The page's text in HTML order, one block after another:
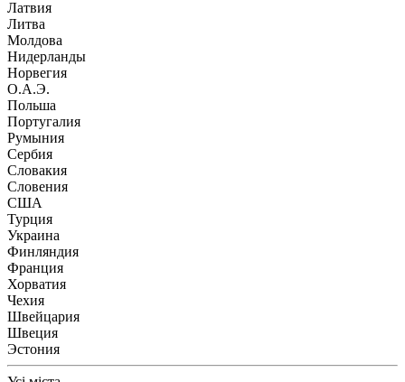
Латвия
Литва
Молдова
Нидерланды
Норвегия
О.А.Э.
Польша
Португалия
Румыния
Сербия
Словакия
Словения
США
Турция
Украина
Финляндия
Франция
Хорватия
Чехия
Швейцария
Швеция
Эстония